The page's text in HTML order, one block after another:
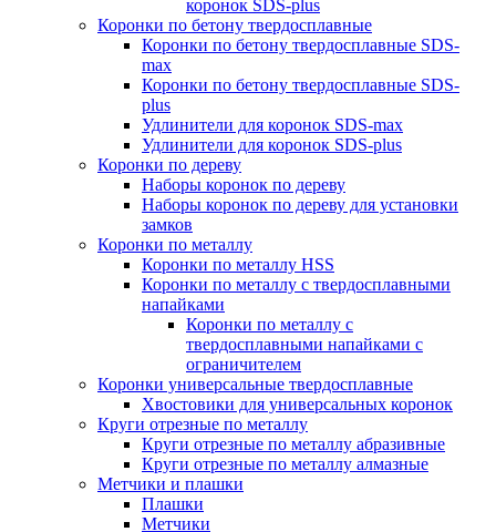
коронок SDS-plus
Коронки по бетону твердосплавные
Коронки по бетону твердосплавные SDS-
max
Коронки по бетону твердосплавные SDS-
plus
Удлинители для коронок SDS-max
Удлинители для коронок SDS-plus
Коронки по дереву
Наборы коронок по дереву
Наборы коронок по дереву для установки
замков
Коронки по металлу
Коронки по металлу HSS
Коронки по металлу с твердосплавными
напайками
Коронки по металлу с
твердосплавными напайками c
ограничителем
Коронки универсальные твердосплавные
Хвостовики для универсальных коронок
Круги отрезные по металлу
Круги отрезные по металлу абразивные
Круги отрезные по металлу алмазные
Метчики и плашки
Плашки
Метчики